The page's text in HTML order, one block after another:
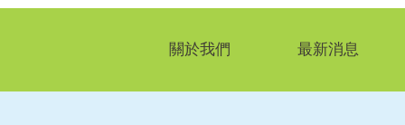
關於我們 最新消息